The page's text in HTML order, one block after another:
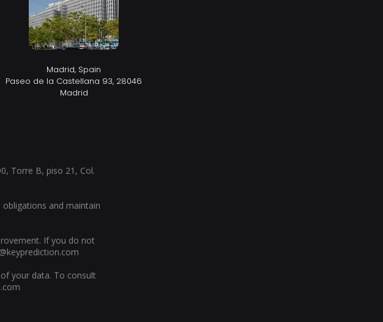
Madrid, Spain
Paseo de la Castellana 93, 28046
Madrid​
Torre B, piso 21, Col.
and maintain
If you do not
your data. To consult